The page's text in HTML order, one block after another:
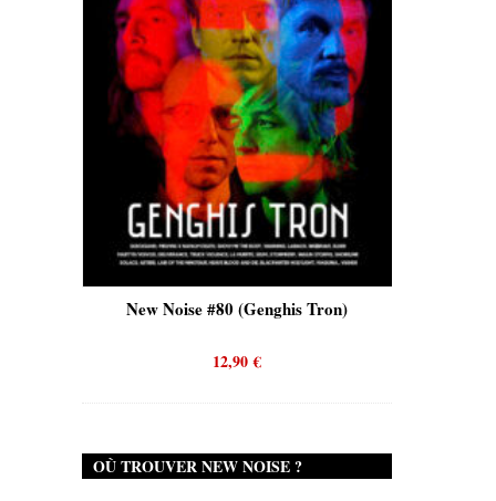
New Noise #80 (Genghis Tron)
12,90€
OÙ TROUVER NEW NOISE ?